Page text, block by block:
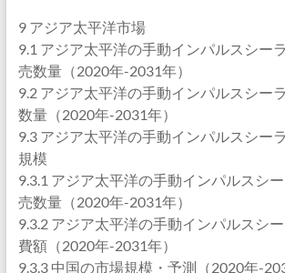
9 アジア太平洋市場
9.1 アジア太平洋の手動インパルスシー
売数量（2020年-2031年）
9.2 アジア太平洋の手動インパルスシー
数量（2020年-2031年）
9.3 アジア太平洋の手動インパルスシー
規模
9.3.1 アジア太平洋の手動インパルスシ
売数量（2020年-2031年）
9.3.2 アジア太平洋の手動インパルスシ
費額（2020年-2031年）
9.3.3 中国の市場規模・予測（2020年-